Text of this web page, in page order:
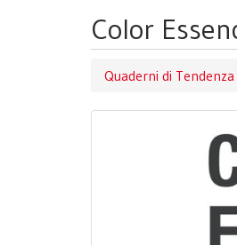
Color
Quaderni di Tendenza